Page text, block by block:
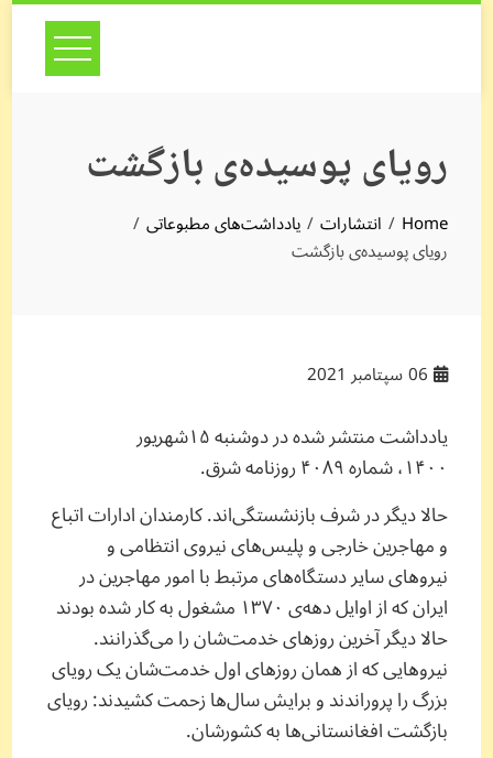
Skip
رویای پوسیده‌ی بازگشت
Home انتشارات یادداشت‌های مطبوعاتی
رویای پوسیده‌ی بازگشت
06سپتامبر 2021
یادداشت منتشر شده در دو‌شنبه ۱۵‌شهریور
۱۴۰۰، شماره ۴۰۸۹ روزنامه شرق.
حالا دیگر در شرف بازنشستگی‌اند. کارمندان ادارات اتباع
و مهاجرین خارجی و پلیس‌های نیروی انتظامی و
نیروهای سایر دستگاه‌های مرتبط با امور مهاجرین در
ایران که از اوایل دهه‌ی ۱۳۷۰ مشغول به کار شده بودند
حالا دیگر آخرین روزهای خدمت‌شان را می‌گذرانند.
نیروهایی که از همان روزهای اول خدمت‌شان یک رویای
بزرگ را پروراندند و برایش سال‌ها زحمت کشیدند: رویای
بازگشت افغانستانی‌ها به کشورشان.